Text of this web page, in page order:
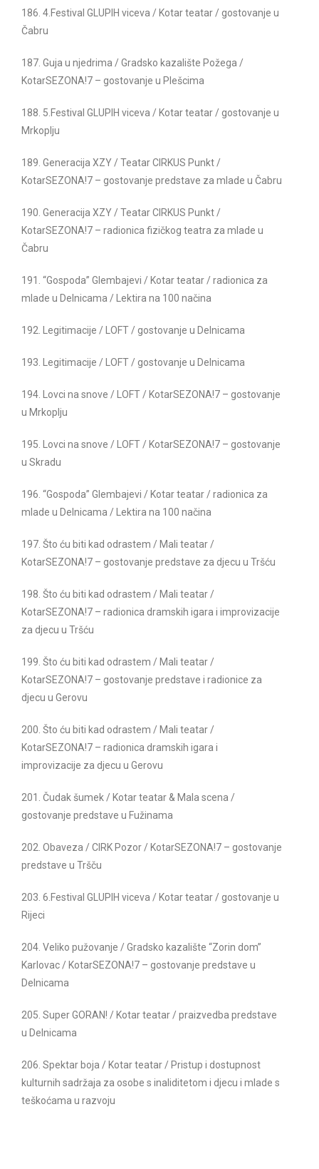
186. 4.Festival GLUPIH viceva / Kotar teatar / gostovanje u
Čabru
187. Guja u njedrima / Gradsko kazalište Požega /
KotarSEZONA!7 – gostovanje u Plešcima
188. 5.Festival GLUPIH viceva / Kotar teatar / gostovanje u
Mrkoplju
189. Generacija XZY / Teatar CIRKUS Punkt /
KotarSEZONA!7 – gostovanje predstave za mlade u Čabru
190. Generacija XZY / Teatar CIRKUS Punkt /
KotarSEZONA!7 – radionica fizičkog teatra za mlade u
Čabru
191. “Gospoda” Glembajevi / Kotar teatar / radionica za
mlade u Delnicama / Lektira na 100 načina
192. Legitimacije / LOFT / gostovanje u Delnicama
193. Legitimacije / LOFT / gostovanje u Delnicama
194. Lovci na snove / LOFT / KotarSEZONA!7 – gostovanje
u Mrkoplju
195. Lovci na snove / LOFT / KotarSEZONA!7 – gostovanje
u Skradu
196. “Gospoda” Glembajevi / Kotar teatar / radionica za
mlade u Delnicama / Lektira na 100 načina
197. Što ću biti kad odrastem / Mali teatar /
KotarSEZONA!7 – gostovanje predstave za djecu u Tršću
198. Što ću biti kad odrastem / Mali teatar /
KotarSEZONA!7 – radionica dramskih igara i improvizacije
za djecu u Tršću
199. Što ću biti kad odrastem / Mali teatar /
KotarSEZONA!7 – gostovanje predstave i radionice za
djecu u Gerovu
200. Što ću biti kad odrastem / Mali teatar /
KotarSEZONA!7 – radionica dramskih igara i
improvizacije za djecu u Gerovu
201. Čudak šumek / Kotar teatar & Mala scena /
gostovanje predstave u Fužinama
202. Obaveza / CIRK Pozor / KotarSEZONA!7 – gostovanje
predstave u Tršču
203. 6.Festival GLUPIH viceva / Kotar teatar / gostovanje u
Rijeci
204. Veliko pužovanje / Gradsko kazalište “Zorin dom”
Karlovac / KotarSEZONA!7 – gostovanje predstave u
Delnicama
205. Super GORAN! / Kotar teatar /praizvedba predstave
u Delnicama
206. Spektar boja / Kotar teatar / Pristup i dostupnost
kulturnih sadržaja za osobe s inaliditetom i djecu i mlade s
teškoćama u razvoju